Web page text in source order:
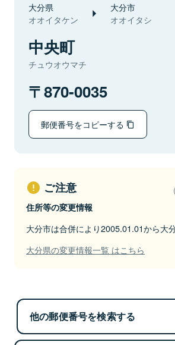
大分県
オオイタケン
大分市
オオイタシ
中央町
チュウオウマチ
870-0035
郵便番号をコピーする
ご注意
住所等の変更情報
大分市は合併により2005.01.01から大
大分県の変更情報一覧 はこちら
他の郵便番号を検索する